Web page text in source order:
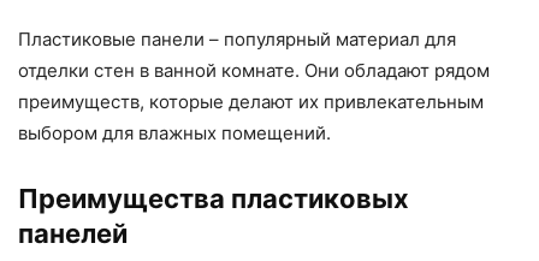
Пластиковые панели – популярный материал для
отделки стен в ванной комнате. Они обладают рядом
преимуществ, которые делают их привлекательным
выбором для влажных помещений.
Преимущества пластиковых
панелей